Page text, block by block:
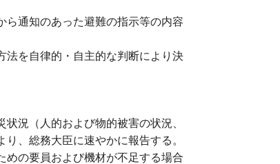
ら通知のあった避難の指示等の内容
法を自律的・自主的な判断により決
況（人的および物的被害の状況、
、総務大臣に速やかに報告する。
めの要員および機材が不足する場合